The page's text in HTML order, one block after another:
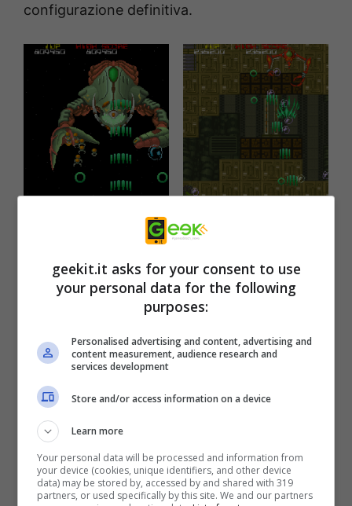
configurazione definitiva.
geekit.it asks for your consent to use
your personal data for the following
purposes:
Personalised advertising and content, advertising and
content measurement, audience research and
services development
Store and/or access information on a device
Learn more
Your personal data will be processed and information from
your device (cookies, unique identifiers, and other device
data) may be stored by, accessed by and shared with 319
partners, or used specifically by this site. We and our partners